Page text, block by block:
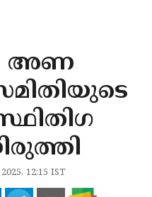
അണ
12:15 IST